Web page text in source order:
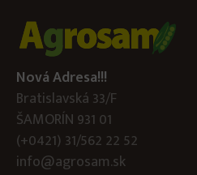
Nová Adresa!!!
Bratislavská 33/F
ŠAMORÍN 931 01
(+0421) 31/562 22 52
info@agrosam.sk